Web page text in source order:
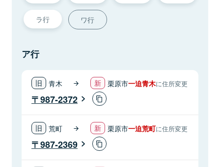
ラ行 ワ行
ア行
青木 栗原市一迫青木に住所変更
987-2372
荒町 栗原市一迫荒町に住所変更
987-2369